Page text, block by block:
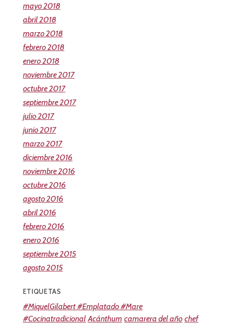
mayo 2018
abril 2018
marzo 2018
febrero 2018
enero 2018
noviembre 2017
octubre 2017
septiembre 2017
julio 2017
junio 2017
marzo 2017
diciembre 2016
noviembre 2016
octubre 2016
agosto 2016
abril 2016
febrero 2016
enero 2016
septiembre 2015
agosto 2015
ETIQUETAS
#MiquelGilabert #Emplatado #Mare
#Cocinatradicional Acánthum camarera del año chef